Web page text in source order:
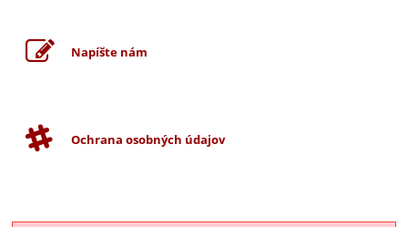
Napíšte nám
Ochrana osobných údajov